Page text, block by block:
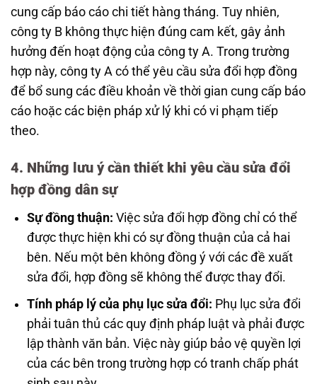
cung cấp báo cáo chi tiết hàng tháng. Tuy nhiên,
công ty B không thực hiện đúng cam kết, gây ảnh
hưởng đến hoạt động của công ty A. Trong trường
hợp này, công ty A có thể yêu cầu sửa đổi hợp đồng
để bổ sung các điều khoản về thời gian cung cấp báo
cáo hoặc các biện pháp xử lý khi có vi phạm tiếp
theo.
4. Những lưu ý cần thiết khi yêu cầu sửa đổi
hợp đồng dân sự
Sự đồng thuận: Việc sửa đổi hợp đồng chỉ có thể
được thực hiện khi có sự đồng thuận của cả hai
bên. Nếu một bên không đồng ý với các đề xuất
sửa đổi, hợp đồng sẽ không thể được thay đổi.
Tính pháp lý của phụ lục sửa đổi: Phụ lục sửa đổi
phải tuân thủ các quy định pháp luật và phải được
lập thành văn bản. Việc này giúp bảo vệ quyền lợi
của các bên trong trường hợp có tranh chấp phát